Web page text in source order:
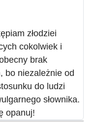
złodziei
cokolwiek i
brak
bo niezależnie od
do ludzi
słownika.
opanuj!